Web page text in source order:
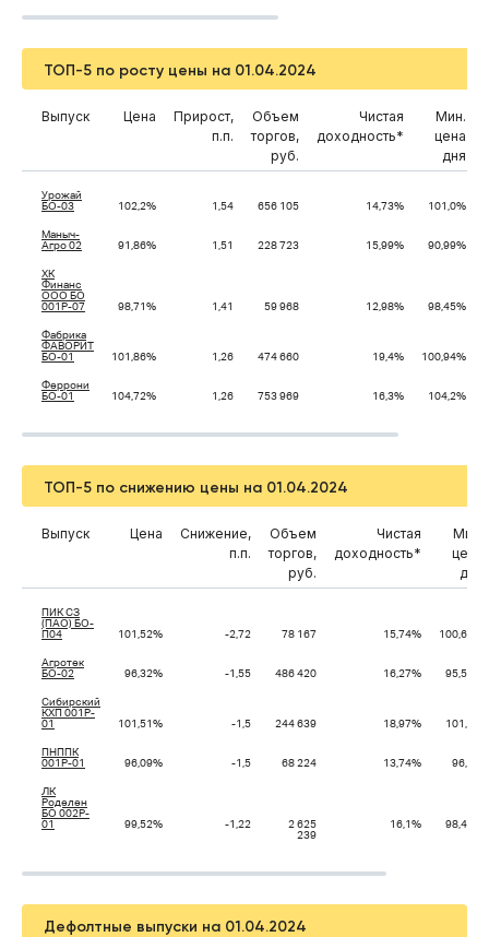
ТОП-5 по росту цены на 01.04.2024
Выпуск Цена
Прирост,
п.п.
Объем
торгов,
руб.
Чистая
доходность*
Мин.
цена
дня
Урожай
БО-03
102,2% 1,54 656 105 14,73% 101,0%
Маныч-
Агро 02
91,86% 1,51 228 723 15,99% 90,99%
ХК
Финанс
ООО БО
001Р-07
98,71% 1,41 59 968 12,98% 98,45%
Фабрика
ФАВОРИТ
БО-01
101,86% 1,26 474 660 19,4% 100,94%
Феррони
БО-01
104,72% 1,26 753 969 16,3% 104,2%
ТОП-5 по снижению цены на 01.04.2024
Выпуск Цена
Снижение,
п.п.
Объем
торгов,
руб.
Чистая
доходность*
Мин.
цена
дня
ПИК СЗ
(ПАО) БО-
П04
101,52% -2,72 78 167 15,74% 100,67%
Агротек
БО-02
96,32% -1,55 486 420 16,27% 95,57%
Сибирский
КХП 001P-
01
101,51% -1,5 244 639 18,97% 101,0%
ПНППК
001P-01
96,09% -1,5 68 224 13,74% 96,0%
ЛК
Роделен
БО 002P-
01
99,52% -1,22
2 625
239
16,1% 98,42%
Дефолтные выпуски на 01.04.2024